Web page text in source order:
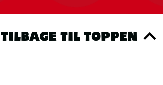
TILBAGE TIL TOPPEN